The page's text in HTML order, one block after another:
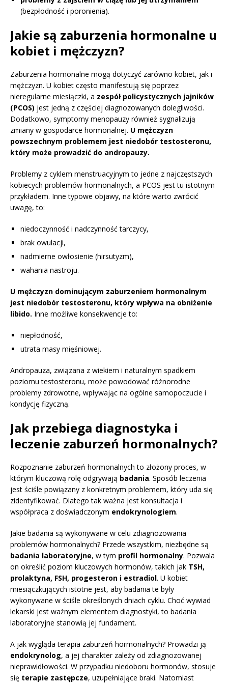
(bezpłodność i poronienia).
Jakie są zaburzenia hormonalne u
kobiet i mężczyzn?
Zaburzenia hormonalne mogą dotyczyć zarówno kobiet, jak i
mężczyzn. U kobiet często manifestują się poprzez
nieregularne miesiączki, a zespół policystycznych jajników
(PCOS) jest jedną z częściej diagnozowanych dolegliwości.
Dodatkowo, symptomy menopauzy również sygnalizują
zmiany w gospodarce hormonalnej. U mężczyzn
powszechnym problemem jest niedobór testosteronu,
który może prowadzić do andropauzy.
Problemy z cyklem menstruacyjnym to jedne z najczęstszych
kobiecych problemów hormonalnych, a PCOS jest tu istotnym
przykładem. Inne typowe objawy, na które warto zwrócić
uwagę, to:
niedoczynność i nadczynność tarczycy,
brak owulacji,
nadmierne owłosienie (hirsutyzm),
wahania nastroju.
U mężczyzn dominującym zaburzeniem hormonalnym
jest niedobór testosteronu, który wpływa na obniżenie
libido. Inne możliwe konsekwencje to:
niepłodność,
utrata masy mięśniowej.
Andropauza, związana z wiekiem i naturalnym spadkiem
poziomu testosteronu, może powodować różnorodne
problemy zdrowotne, wpływając na ogólne samopoczucie i
kondycję fizyczną.
Jak przebiega diagnostyka i
leczenie zaburzeń hormonalnych?
Rozpoznanie zaburzeń hormonalnych to złożony proces, w
którym kluczową rolę odgrywają badania. Sposób leczenia
jest ściśle powiązany z konkretnym problemem, który uda się
zidentyfikować. Dlatego tak ważna jest konsultacja i
współpraca z doświadczonym endokrynologiem.
Jakie badania są wykonywane w celu zdiagnozowania
problemów hormonalnych? Przede wszystkim, niezbędne są
badania laboratoryjne, w tym profil hormonalny. Pozwala
on określić poziom kluczowych hormonów, takich jak TSH,
prolaktyna, FSH, progesteron i estradiol. U kobiet
miesiączkujących istotne jest, aby badania te były
wykonywane w ściśle określonych dniach cyklu. Choć wywiad
lekarski jest ważnym elementem diagnostyki, to badania
laboratoryjne stanowią jej fundament.
A jak wygląda terapia zaburzeń hormonalnych? Prowadzi ją
endokrynolog, a jej charakter zależy od zdiagnozowanej
nieprawidłowości. W przypadku niedoboru hormonów, stosuje
się terapie zastępcze, uzupełniające braki. Natomiast